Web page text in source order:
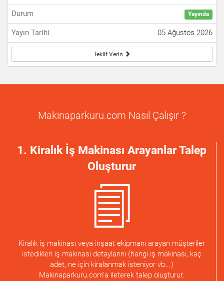
Yayında
05 Ağustos 2026
Teklif Verin
Makinaparkuru.com Nasıl Çalışır ?
1. Kiralık İş Makinası Arayanlar Talep
Oluşturur
Kiralık iş makinası veya inşaat ekipmanı arayan müşteriler
istedikleri iş makinası detaylarını (hangi iş makinası, kaç
adet, ne için kiralanmak isteniyor vb...)
Makinaparkuru.com'a ileterek talep oluşturur.